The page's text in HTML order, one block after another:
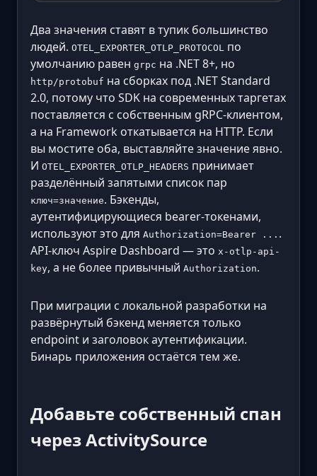
Два значения ставят в тупик большинство
людей. OTEL_EXPORTER_OTLP_PROTOCOL по
умолчанию равен grpc на .NET 8+, но
http/protobuf на сборках под .NET Standard
2.0, потому что SDK на современных таргетах
поставляется с собственным gRPC-клиентом,
а на Framework откатывается на HTTP. Если
вы мостите оба, выставляйте значение явно.
И OTEL_EXPORTER_OTLP_HEADERS принимает
разделённый запятыми список пар
ключ=значение. Бэкенды,
аутентифицирующиеся bearer-токенами,
используют это для Authorization=Bearer ... .
API-ключ Aspire Dashboard — это x-otlp-api-
key, а не более привычный Authorization.
При миграции с локальной разработки на
развёрнутый бэкенд меняется только
endpoint и заголовок аутентификации.
Бинарь приложения остаётся тем же.
Добавьте собственный спан
через ActivitySource